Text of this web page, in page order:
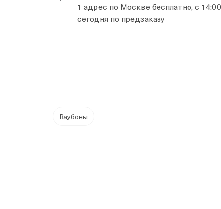
1 адрес по Москве бесплатно, с 14:00
сегодня по предзаказу
Ваубоны